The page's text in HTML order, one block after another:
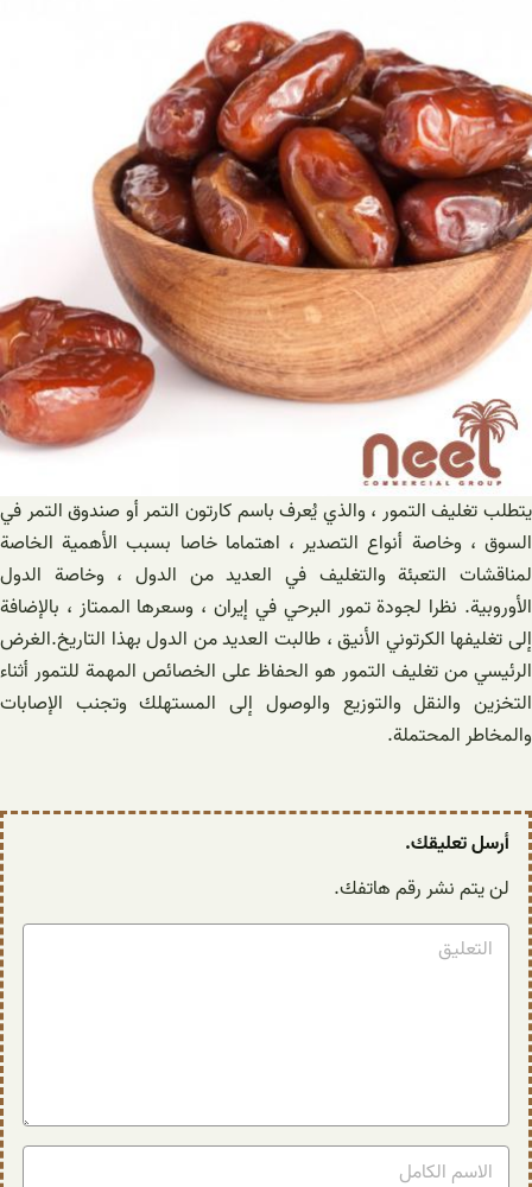
يتطلب تغليف التمور ، والذي يُعرف باسم كارتون التمر أو صندوق التمر في
السوق ، وخاصة أنواع التصدير ، اهتماما خاصا بسبب الأهمية الخاصة
لمناقشات التعبئة والتغليف في العديد من الدول ، وخاصة الدول
الأوروبية. نظرا لجودة تمور البرحي في إيران ، وسعرها الممتاز ، بالإضافة
إلى تغليفها الكرتوني الأنيق ، طالبت العديد من الدول بهذا التاريخ.الغرض
الرئيسي من تغليف التمور هو الحفاظ على الخصائص المهمة للتمور أثناء
التخزين والنقل والتوزيع والوصول إلى المستهلك وتجنب الإصابات
والمخاطر المحتملة.
أرسل تعليقك.
لن يتم نشر رقم هاتفك.